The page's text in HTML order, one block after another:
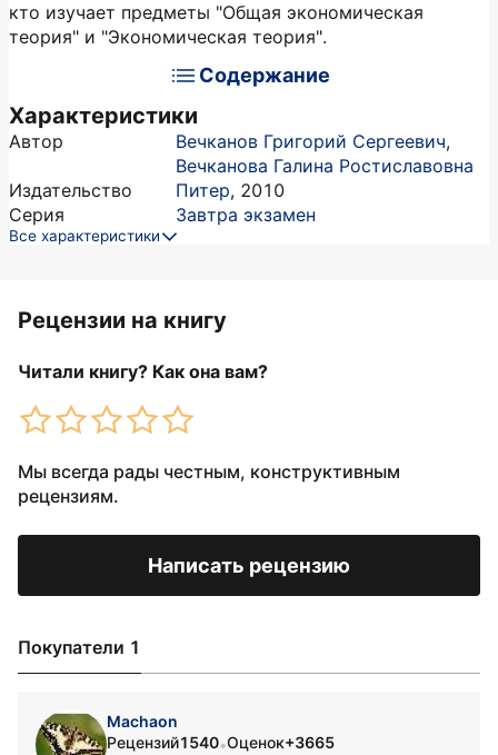
кто изучает предметы "Общая экономическая
теория" и "Экономическая теория".
Содержание
Характеристики
Автор Вечканов Григорий Сергеевич,
Вечканова Галина Ростиславовна
Издательство
Питер, 2010
Серия
Завтра экзамен
Все характеристики
Рецензии на книгу
Читали книгу? Как она вам?
Мы всегда рады честным, конструктивным
рецензиям.
Написать рецензию
Покупатели 1
Machaon
Рецензий1540•Оценок+3665